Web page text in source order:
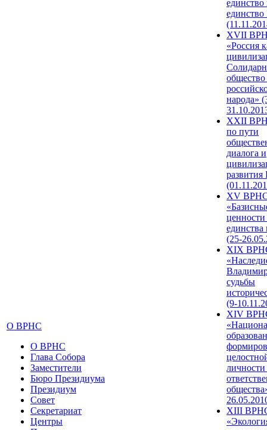
О ВРНС
О ВРНС
Глава Собора
Заместители
Бюро Президиума
Президиум
Совет
Секретариат
Центры
единство
единство
XVII
«Россия
народа»
XXII
по пути
диалога и
развития
XV
единства
(25-
XIX
судьбы
(9-
XIV
XIII